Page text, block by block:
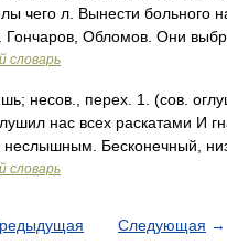
чего л. Вынести больного
Гончаров, Обломов. Они
словарь
несов., перех. 1. (сов.
нас всех раскатами И
неслышным. Бесконечный,
словарь
Следующая →